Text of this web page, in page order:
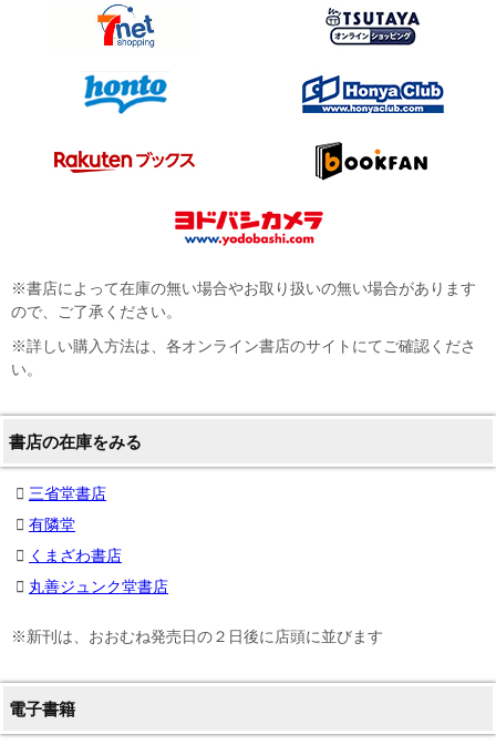
※書店によって在庫の無い場合やお取り扱いの無い場合があります
ので、ご了承ください。
※詳しい購入方法は、各オンライン書店のサイトにてご確認くださ
い。
書店の在庫をみる
三省堂書店
有隣堂
くまざわ書店
丸善ジュンク堂書店
※新刊は、おおむね発売日の２日後に店頭に並びます
電子書籍